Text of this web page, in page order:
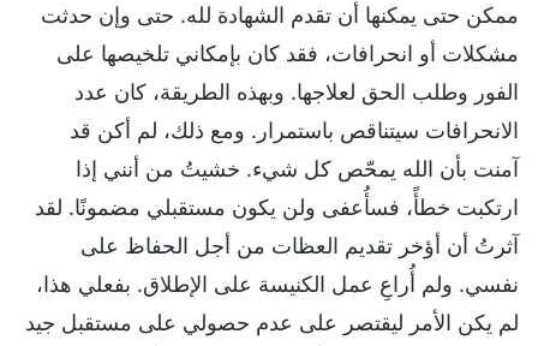
ممكن حتى يمكنها أن تقدم الشهادة لله. حتى وإن حدثت
مشكلات أو انحرافات، فقد كان بإمكاني تلخيصها على
الفور وطلب الحق لعلاجها. وبهذه الطريقة، كان عدد
الانحرافات سيتناقص باستمرار. ومع ذلك، لم أكن قد
آمنت بأن الله يمحّص كل شيء. خشيتُ من أنني إذا
ارتكبت خطأً، فسأُعفى ولن يكون مستقبلي مضمونًا. لقد
آثرتُ أن أؤخر تقديم العظات من أجل الحفاظ على
نفسي. ولم أُراعِ عمل الكنيسة على الإطلاق. بفعلي هذا،
لم يكن الأمر ليقتصر على عدم حصولي على مستقبل جيد